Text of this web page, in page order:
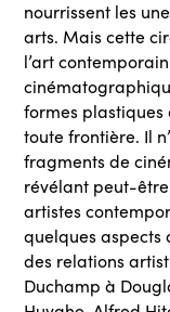
nourrissent les
arts. Mais cette
l’art
formes plastiques
toute frontière. Il
fragments de
révélant peut-
artistes
quelques aspects
des relations
Duchamp à